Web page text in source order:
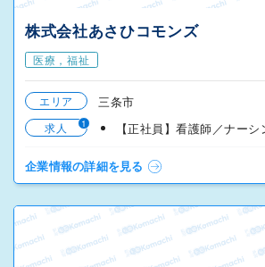
株式会社あさひコモンズ
医療，福祉
エリア 三条市
求人 1
企業情報の詳細を見る